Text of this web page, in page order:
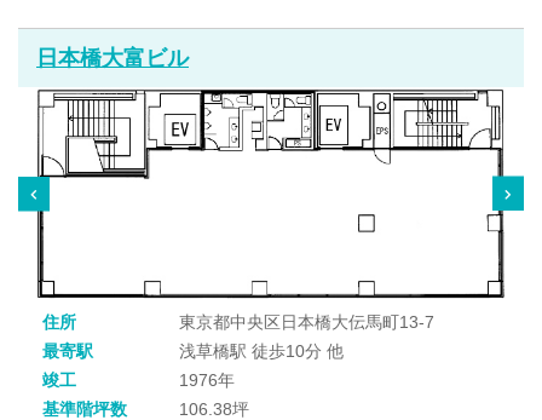
日本橋大富ビル
住所
東京都中央区日本橋大伝馬町13-7
最寄駅
浅草橋駅 徒歩10分 他
竣工
1976年
基準階坪数
106.38坪